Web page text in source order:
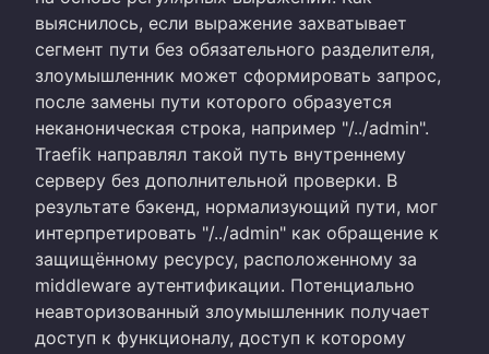
выяснилось, если выражение захватывает
сегмент пути без обязательного разделителя,
злоумышленник может сформировать запрос,
после замены пути которого образуется
неканоническая строка, например "/../admin".
Traefik направлял такой путь внутреннему
серверу без дополнительной проверки. В
результате бэкенд, нормализующий пути, мог
интерпретировать "/../admin" как обращение к
защищённому ресурсу, расположенному за
middleware аутентификации. Потенциально
неавторизованный злоумышленник получает
доступ к функционалу, доступ к которому